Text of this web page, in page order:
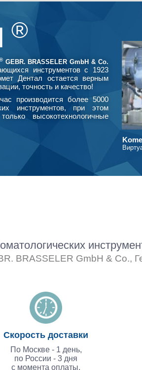
®
GEBR. BRASSELER GmbH & Co.
инструментов с 1923
Дентал остается верным
точность и качество!
производится более 5000
инструментов, при этом
высокотехнологичные
BRASSELER GmbH & Co.,
Скорость доставки
По Москве - 1 день,
по России - 3 дня
с момента оплаты.